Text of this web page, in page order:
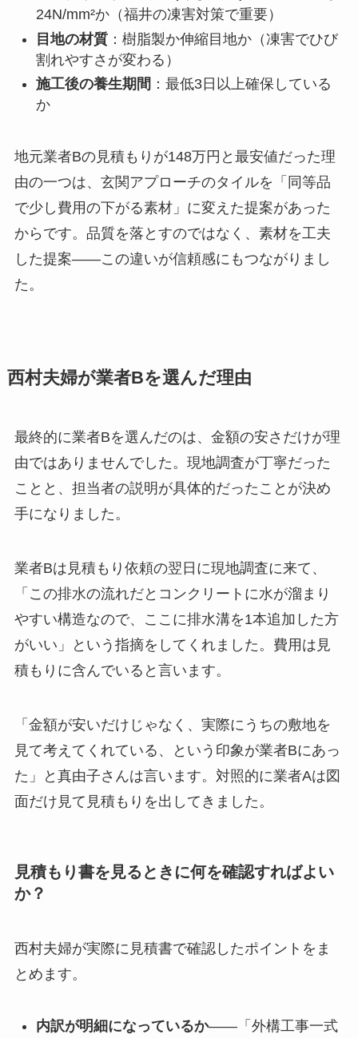
24N/mm²か（福井の凍害対策で重要）
目地の材質：樹脂製か伸縮目地か（凍害でひび
割れやすさが変わる）
施工後の養生期間 ：最低3日以上確保している
か
地元業者Bの見積もりが148万円と最安値だった理
由の一つは、玄関アプローチのタイルを「同等品
で少し費用の下がる素材」に変えた提案があった
からです。品質を落とすのではなく、素材を工夫
した提案——この違いが信頼感にもつながりまし
た。
西村夫婦が業者Bを選んだ理由
最終的に業者Bを選んだのは、金額の安さだけが理
由ではありませんでした。現地調査が丁寧だった
ことと、担当者の説明が具体的だったことが決め
手になりました。
業者Bは見積もり依頼の翌日に現地調査に来て、
「この排水の流れだとコンクリートに水が溜まり
やすい構造なので、ここに排水溝を1本追加した方
がいい」という指摘をしてくれました。費用は見
積もりに含んでいると言います。
「金額が安いだけじゃなく、実際にうちの敷地を
見て考えてくれている、という印象が業者Bにあっ
た」と真由子さんは言います。対照的に業者Aは図
面だけ見て見積もりを出してきました。
見積もり書を見るときに何を確認すればよい
か？
西村夫婦が実際に見積書で確認したポイントをま
とめます。
内訳が明細になっているか——「外構工事一式